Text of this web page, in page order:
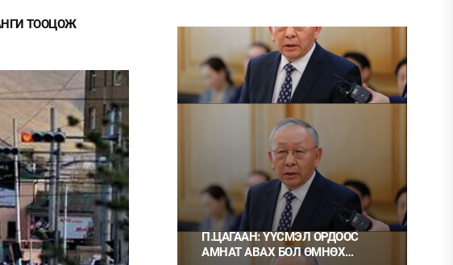
ТООЦОЖ
ШАХМАЛ ТҮЛШ
435 ЦЭГ
П.ЦАГААН: ҮҮСМЭЛ ОРДООС
АМНАТ АВАХ БОЛ ӨМНӨХ